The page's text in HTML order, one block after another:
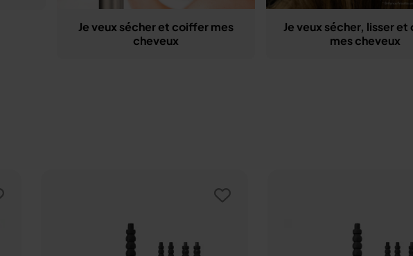
Je veux sécher et coiffer mes
cheveux
Je veux sécher, lisser
mes cheveux